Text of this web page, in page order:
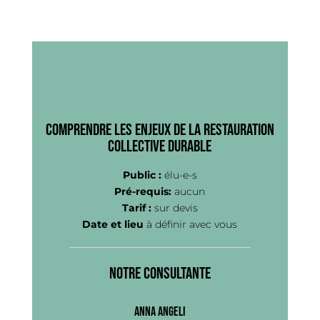
Comprendre les enjeux de la restauration
collective durable
Public :élu-e-s
Pré-requis: aucun
Tarif :sur devis
Date et lieu à définir avec vous
Notre consultante
Anna ANGELI